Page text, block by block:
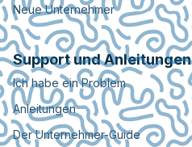
Neue Unternehmer
Support und Anleitungen
Ich habe ein Problem
Anleitungen
Der Unternehmer-Guide